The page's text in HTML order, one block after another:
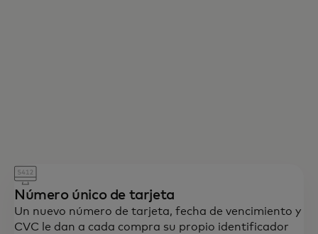
Número único de tarjeta
Un nuevo número de tarjeta, fecha de vencimiento y
CVC le dan a cada compra su propio identificador